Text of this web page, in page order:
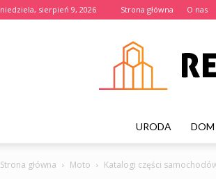
niedziela, sierpień 9, 2026 Strona główna O nas
URODA
Strona główna Moto Katalogi części